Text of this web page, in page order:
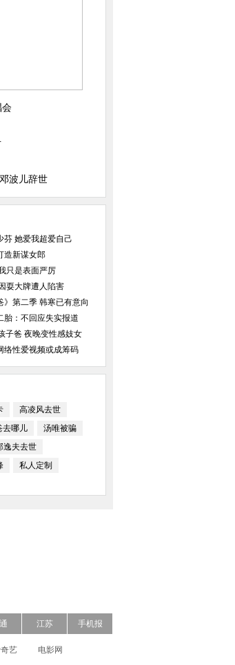
陈坤登杂志封面 留中长发文艺不
羁[高清大图]
会
波儿辞世
芬 她爱我超爱自己
造新谋女郎
只是表面严厉
耍大牌遭人陷害
》第二季 韩寒已有意向
胎：不回应失实报道
子爸 夜晚变性感妓女
络性爱视频或成筹码
高凌风去世
去哪儿
汤唯被骗
逸夫去世
私人定制
江苏 手机报
艺 电影网